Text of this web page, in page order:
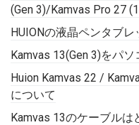
(Gen 3)/Kamvas Pro 27
HUIONの液晶ペンタブ
Kamvas 13(Gen 3)をパ
Huion Kamvas 22 /
について
Kamvas 13のケーブルは